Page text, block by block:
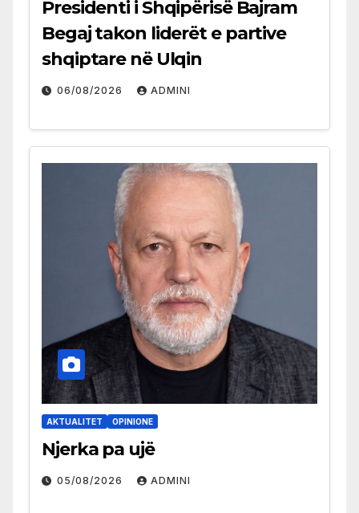
Presidenti i Shqipërisë Bajram
Begaj takon liderët e partive
shqiptare në Ulqin
06/08/2026 ADMINI
AKTUALITET OPINIONE
Njerka pa ujë
05/08/2026 ADMINI